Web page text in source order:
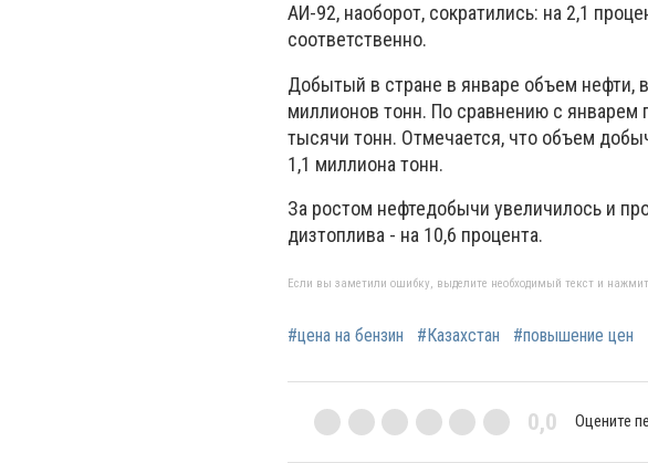
АИ-92, наоборот, сократились: на 2,1
соответственно.
Добытый в стране в январе объем нефти,
миллионов тонн. По сравнению с январем
тысячи тонн. Отмечается, что объем
1,1 миллиона тонн.
За ростом нефтедобычи увеличилось и
дизтоплива - на 10,6 процента.
Если вы заметили ошибку, выделите необходимый текст и
#цена на бензин #Казахстан #повышение цен
0,0 Оцените